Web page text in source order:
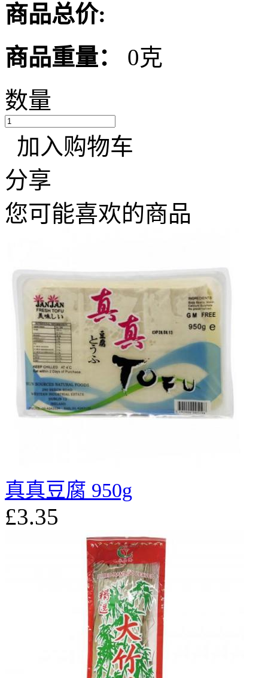
商品总价:
商品重量：
0克
数量
加入购物车
分享
您可能喜欢的商品
真真豆腐 950g
£3.35